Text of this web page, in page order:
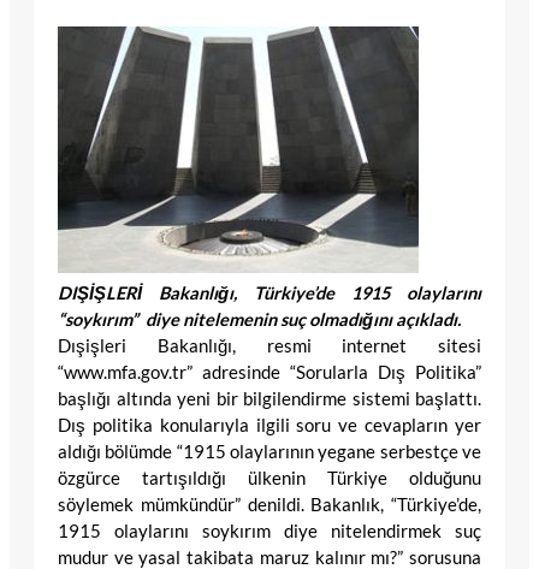
DIŞİŞLERİ Bakanlığı, Türkiye’de 1915 olaylarını
“soykırım” diye nitelemenin suç olmadığını açıkladı.
Dışişleri Bakanlığı, resmi internet sitesi
“www.mfa.gov.tr” adresinde “Sorularla Dış Politika”
başlığı altında yeni bir bilgilendirme sistemi başlattı.
Dış politika konularıyla ilgili soru ve cevapların yer
aldığı bölümde “1915 olaylarının yegane serbestçe ve
özgürce tartışıldığı ülkenin Türkiye olduğunu
söylemek mümkündür” denildi. Bakanlık, “Türkiye’de,
1915 olaylarını soykırım diye nitelendirmek suç
mudur ve yasal takibata maruz kalınır mı?” sorusuna